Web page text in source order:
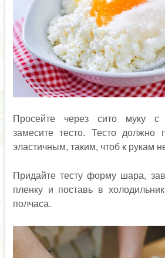
Просейте через сито муку с
замесите тесто. Тесто должно
эластичным, таким, чтоб к рукам
Придайте тесту форму шара,
пленку и поставь в
полчаса.